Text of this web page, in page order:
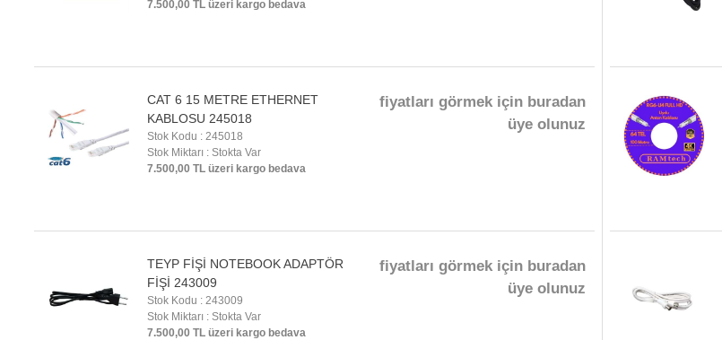
7.500,00 TL üzeri kargo bedava
CAT 6 15 METRE ETHERNET
KABLOSU 245018
Stok Kodu : 245018
Stok Miktarı : Stokta Var
7.500,00 TL üzeri kargo bedava
fiyatları görmek için buradan
üye olunuz
TEYP FİŞİ NOTEBOOK ADAPTÖR
FİŞİ 243009
Stok Kodu : 243009
Stok Miktarı : Stokta Var
7.500,00 TL üzeri kargo bedava
fiyatları görmek için buradan
üye olunuz